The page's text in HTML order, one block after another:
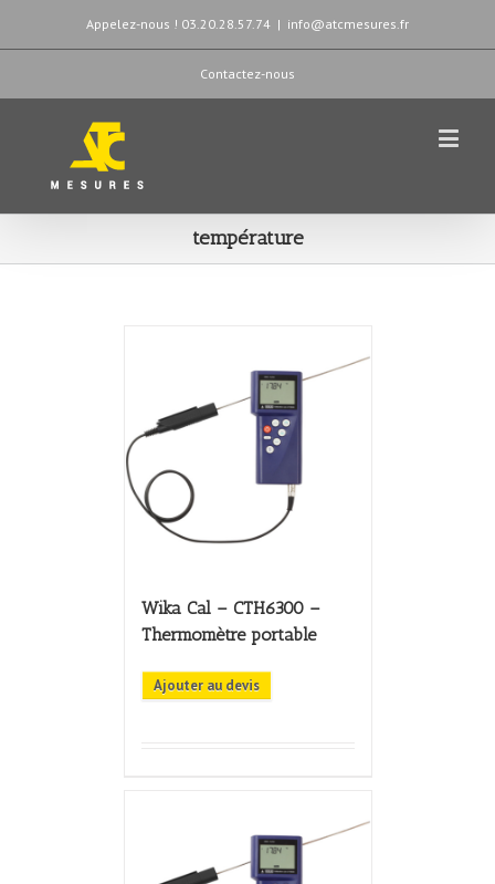
Appelez-nous ! 03.20.28.57.74 | info@atcmesures.fr
Contactez-nous
température
Wika Cal – CTH6300 –
Thermomètre portable
Ajouter au devis